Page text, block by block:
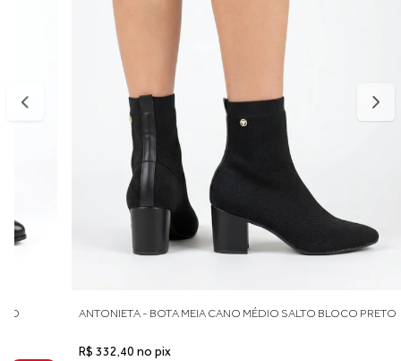
Fechamento: Zíper lateral
Diferencial: Cano franzido com visual moderno e sofisticado
Palmilha: Macia e confortável
Forro: Têxtil
34 — aproximadamente 22,6 a 23,3 cm
35 — aproximadamente 23,4 a 24,0 cm
36 — aproximadamente 24,1 a 24,8 cm
37 — aproximadamente 24,9 a 25,3 cm
38 — aproximadamente 25,4 a 26,0 cm
39 — aproximadamente 26,1 a 26,6 cm
Indicamos medir o comprimento do pé para escolher o tamanho
ideal. Considere aproximadamente 0,5 cm de folga para maior
ANTONIETA - BOTA MEIA CANO MÉDIO SALTO BLOCO PRETO
R$ 332,40 no pix